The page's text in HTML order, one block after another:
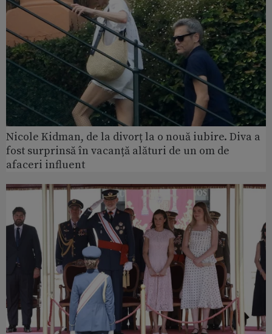
Nicole Kidman, de la divorț la o nouă iubire. Diva a
fost surprinsă în vacanță alături de un om de
afaceri influent